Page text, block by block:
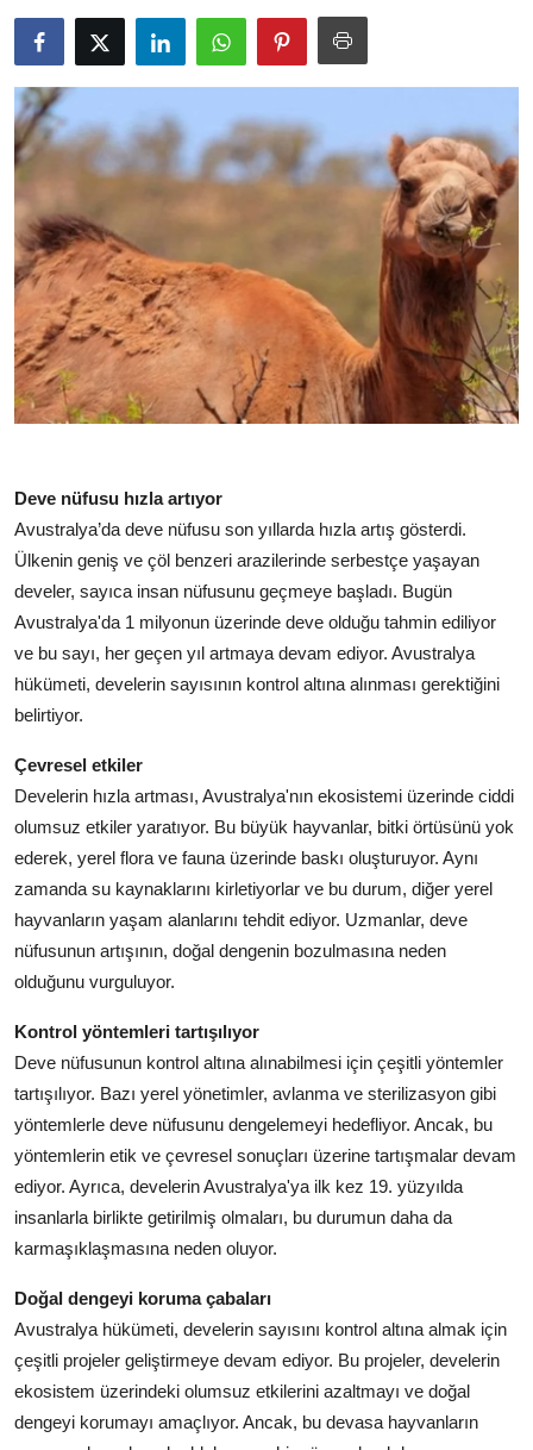
Kamu Kurumları ve Üst Kurullar
Resmi Reklamlar
Deve nüfusu hızla artıyor
Avustralya’da deve nüfusu son yıllarda hızla artış gösterdi.
Ülkenin geniş ve çöl benzeri arazilerinde serbestçe yaşayan
develer, sayıca insan nüfusunu geçmeye başladı. Bugün
Avustralya'da 1 milyonun üzerinde deve olduğu tahmin ediliyor
ve bu sayı, her geçen yıl artmaya devam ediyor. Avustralya
hükümeti, develerin sayısının kontrol altına alınması gerektiğini
belirtiyor.
Çevresel etkiler
Develerin hızla artması, Avustralya'nın ekosistemi üzerinde ciddi
olumsuz etkiler yaratıyor. Bu büyük hayvanlar, bitki örtüsünü yok
ederek, yerel flora ve fauna üzerinde baskı oluşturuyor. Aynı
zamanda su kaynaklarını kirletiyorlar ve bu durum, diğer yerel
hayvanların yaşam alanlarını tehdit ediyor. Uzmanlar, deve
nüfusunun artışının, doğal dengenin bozulmasına neden
olduğunu vurguluyor.
Kontrol yöntemleri tartışılıyor
Deve nüfusunun kontrol altına alınabilmesi için çeşitli yöntemler
tartışılıyor. Bazı yerel yönetimler, avlanma ve sterilizasyon gibi
yöntemlerle deve nüfusunu dengelemeyi hedefliyor. Ancak, bu
yöntemlerin etik ve çevresel sonuçları üzerine tartışmalar devam
ediyor. Ayrıca, develerin Avustralya'ya ilk kez 19. yüzyılda
insanlarla birlikte getirilmiş olmaları, bu durumun daha da
karmaşıklaşmasına neden oluyor.
Doğal dengeyi koruma çabaları
Avustralya hükümeti, develerin sayısını kontrol altına almak için
çeşitli projeler geliştirmeye devam ediyor. Bu projeler, develerin
ekosistem üzerindeki olumsuz etkilerini azaltmayı ve doğal
dengeyi korumayı amaçlıyor. Ancak, bu devasa hayvanların